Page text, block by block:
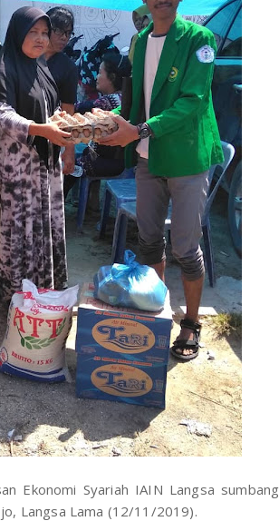
Ekonomi Syariah IAIN Langsa sumbang
Langsa Lama (12/11/2019).